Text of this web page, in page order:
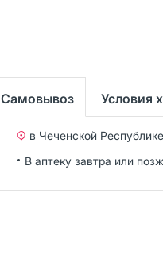
Самовывоз Условия
в Чеченской Республике
В аптеку завтра или